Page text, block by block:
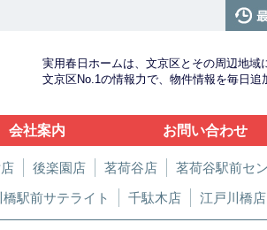
実用春日ホームは、文京区とその周辺地域
文京区No.1の情報力で、物件情報を毎日追
会社案内 お問い合わせ
後楽園店 茗荷谷店 茗荷谷駅前セ
駅前サテライト 千駄木店 江戸川橋店